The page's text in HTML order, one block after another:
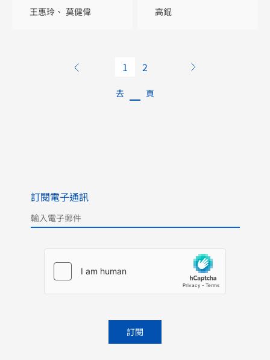
誠、義的人生實踐
王惠玲 莫健偉
（紀念版）
高錕
1 2
去 頁
訂閱電子通訊